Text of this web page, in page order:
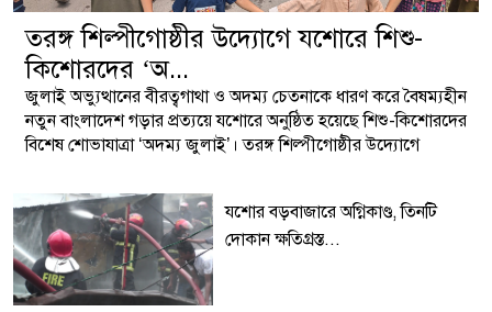
তরঙ্গ শিল্পীগোষ্ঠীর উদ্যোগে যশোরে শিশু-
কিশোরদের ‘অ...
জুলাই অভ্যুত্থানের বীরত্বগাথা ও অদম্য চেতনাকে ধারণ করে বৈষম্যহীন
নতুন বাংলাদেশ গড়ার প্রত্যয়ে যশোরে অনুষ্ঠিত হয়েছে শিশু-কিশোরদের
বিশেষ শোভাযাত্রা ‘অদম্য জুলাই’। তরঙ্গ শিল্পীগোষ্ঠীর উদ্যোগে
শত শিশু-কিশোর।
যশোর বড়বাজারে অগ্নিকাণ্ড, তিনটি
দোকান ক্ষতিগ্রস্ত...